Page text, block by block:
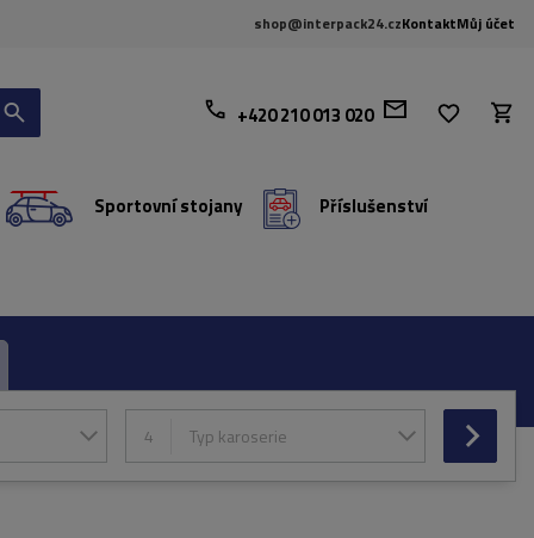
shop@interpack24.czKontaktMůj účet
+420 210 013 020
Sportovní stojany Příslušenství
4 Typ karoserie